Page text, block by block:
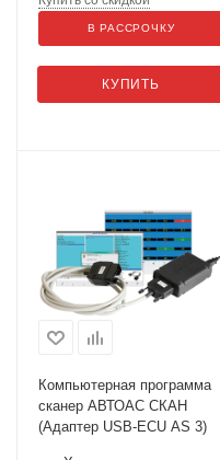
КУПИТЬ
В РАССРОЧКУ
Компьютерная программа
сканер АВТОАС СКАН
(Адаптер USB-ECU AS 3)